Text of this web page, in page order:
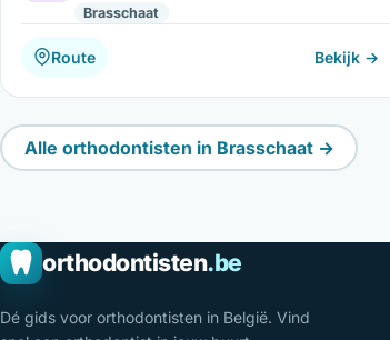
Brasschaat
Route Bekijk →
Alle orthodontisten in Brasschaat →
orthodontisten.be
Dé gids voor orthodontisten in België. Vind